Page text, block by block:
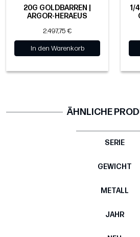
20G GOLDBARREN |
ARGOR-HERAEUS
2.497,75 €
In den Warenkorb
1/
ÄHNLICHE
SERIE
GEWICHT
METALL
JAHR